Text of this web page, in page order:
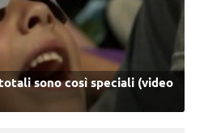
sono così speciali (video